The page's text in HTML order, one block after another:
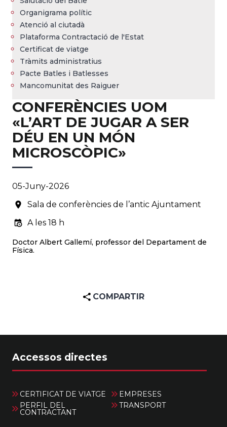
Organigrama polític
Atenció al ciutadà
Plataforma Contractació de l'Estat
Certificat de viatge
Tràmits administratius
Pacte Batles i Batlesses
Mancomunitat des Raiguer
CONFERÈNCIES UOM
«L’ART DE JUGAR A SER
DÉU EN UN MÓN
MICROSCÒPIC»
05-Juny-2026
Sala de conferències de l’antic Ajuntament
A les 18 h
Doctor Albert Gallemí, professor del Departament de
Física.
COMPARTIR
Accessos directes
CERTIFICAT DE VIATGE
EMPRESES
PERFIL DEL
CONTRACTANT
TRANSPORT